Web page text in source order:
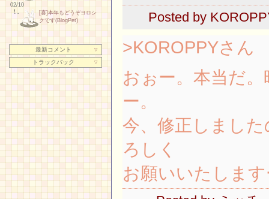
02/10
[喜]本年もどうぞヨロシ
クです(BlogPet)
▽
最新コメント
▽
トラックバック
Posted by
>KOROPPYさん
おぉー。本当だ
ー。
今、修正しまし
ろしく
お願いいたしま